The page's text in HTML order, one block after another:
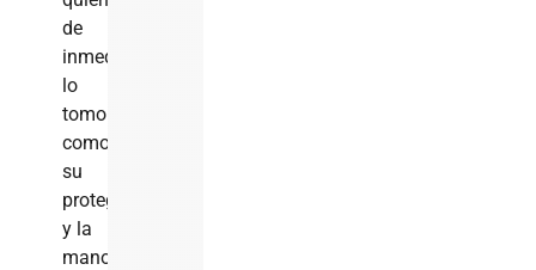
de
inmediato
lo
tomo
como
su
protegido
y la
mano